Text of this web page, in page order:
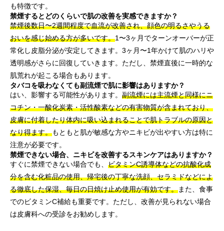
も特徴です。
禁煙するとどのくらいで肌の改善を実感できますか？
禁煙後数日〜2週間程度で血流が改善され、顔色の明るさやうる
おいを感じ始める方が多いです。1〜3ヶ月でターンオーバーが正
常化し皮脂分泌が安定してきます。3ヶ月〜1年かけて肌のハリや
透明感がさらに回復していきます。ただし、禁煙直後に一時的な
肌荒れが起こる場合もあります。
タバコを吸わなくても副流煙で肌に影響はありますか？
はい、影響する可能性があります。 副流煙には主流煙と同様にニ
コチン・一酸化炭素・活性酸素などの有害物質が含まれており、
皮膚に付着したり体内に吸い込まれることで肌トラブルの原因と
なり得ます。もともと肌が敏感な方やニキビが出やすい方は特に
注意が必要です。
禁煙できない場合、ニキビを改善するスキンケアはありますか？
すぐに禁煙できない場合でも、 ビタミンC誘導体などの抗酸化成
分を含む化粧品の使用、帰宅後の丁寧な洗顔、セラミドなどによ
る徹底した保湿、毎日の日焼け止め使用が有効です。また、食事
でのビタミンC補給も重要です。ただし、改善が見られない場合
は皮膚科への受診をお勧めします。